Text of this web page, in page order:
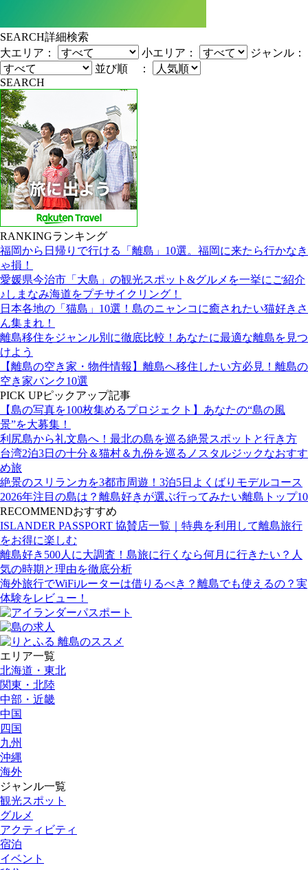
SEARCH詳細検索
大エリア：
小エリア：
ジャンル：
並び順 ：
SEARCH
RANKINGランキング
福岡から日帰りで行ける「離島」10選。福岡に来たら行かなき
ゃ損！
愛媛県今治市「大島」の観光スポット&グルメを一挙にご紹介
♪しまなみ海道をプチサイクリング！
日本各地の「猫島」10選！島のニャンコに癒されたい猫好きさ
ん集まれ！
離島移住をジャンル別に徹底比較！あなたに最適な離島を見つ
けよう
【離島の空き家・物件情報】離島へ移住したい方必見！離島の
空き家バンク10選
PICK UPピックアップ記事
【島の写真を100枚集めるプロジェクト】あなたの“島の風
景”を大募集！
利尻島から礼文島へ！最北の島を巡る絶景スポットと行き方
台湾2泊3日の十分＆猫村＆九份を巡るノスタルジックなおすす
め旅
絶景のスリランカを3都市周遊！3泊5日よくばりモデルコース
2026年注目の島は？離島好きが選ぶ行ってみたい離島トップ10
RECOMMENDおすすめ
ISLANDER PASSPORT 協賛店一覧｜特典を利用して離島旅行
をお得に楽しむ
離島好き500人に大調査！島旅に行くなら何月に行きたい？人
気の時期と理由を徹底分析
海外旅行でWiFiルーターは借りるべき？離島でも使えるの？実
体験をレビュー！
エリア一覧
北海道・東北
関東・北陸
中部・近畿
中国
四国
九州
沖縄
海外
ジャンル一覧
観光スポット
グルメ
アクティビティ
宿泊
イベント